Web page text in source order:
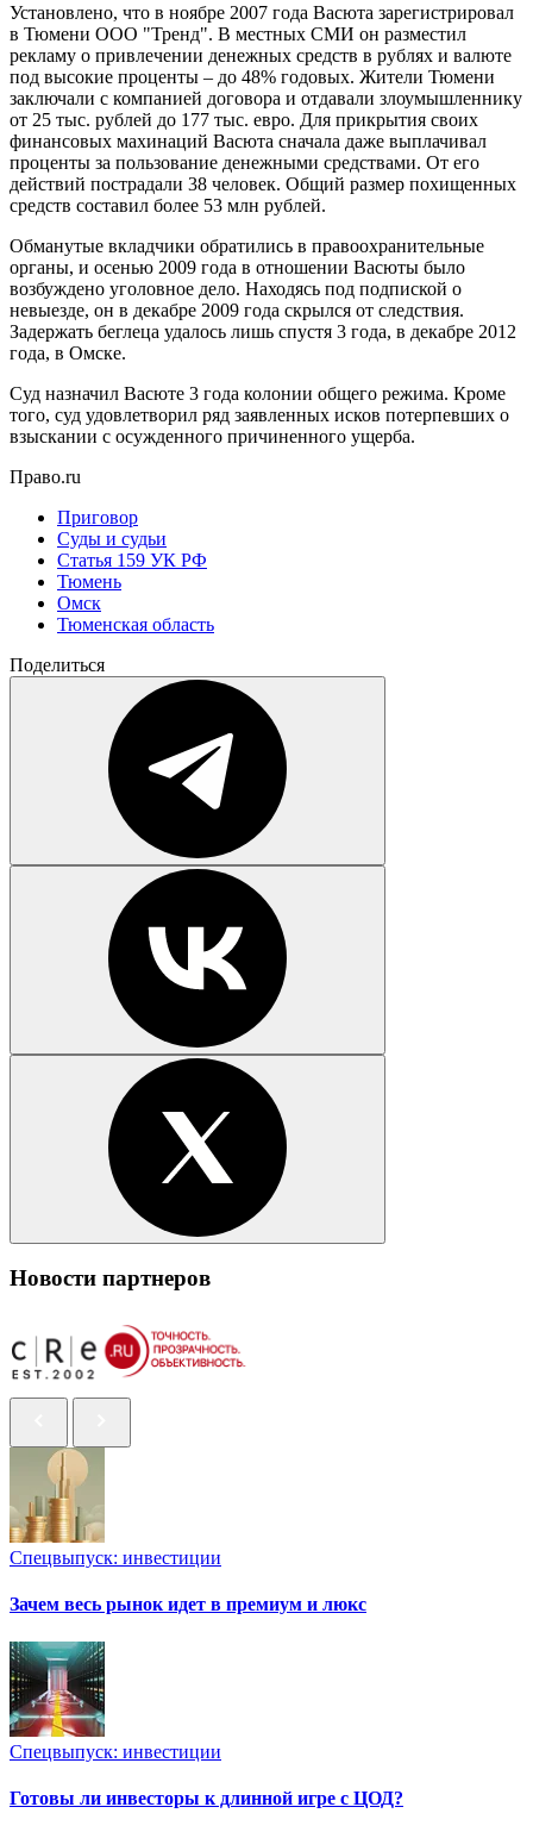
Установлено, что в ноябре 2007 года Васюта зарегистрировал
в Тюмени ООО "Тренд". В местных СМИ он разместил
рекламу о привлечении денежных средств в рублях и валюте
под высокие проценты – до 48% годовых. Жители Тюмени
заключали с компанией договора и отдавали злоумышленнику
от 25 тыс. рублей до 177 тыс. евро. Для прикрытия своих
финансовых махинаций Васюта сначала даже выплачивал
проценты за пользование денежными средствами. От его
действий пострадали 38 человек. Общий размер похищенных
средств составил более 53 млн рублей.
Обманутые вкладчики обратились в правоохранительные
органы, и осенью 2009 года в отношении Васюты было
возбуждено уголовное дело. Находясь под подпиской о
невыезде, он в декабре 2009 года скрылся от следствия.
Задержать беглеца удалось лишь спустя 3 года, в декабре 2012
года, в Омске.
Суд назначил Васюте 3 года колонии общего режима. Кроме
того, суд удовлетворил ряд заявленных исков потерпевших о
взыскании с осужденного причиненного ущерба.
Право.ru
Приговор
Суды и судьи
Статья 159 УК РФ
Тюмень
Омск
Тюменская область
Поделиться
Новости партнеров
Спецвыпуск: инвестиции
Зачем весь рынок идет в премиум и люкс
Спецвыпуск: инвестиции
Готовы ли инвесторы к длинной игре с ЦОД?